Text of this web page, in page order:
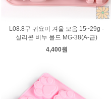
L08.8구 귀요미 겨울 모음 15~29g -
실리콘 비누 몰드 MG-38(A-급)
4,400원